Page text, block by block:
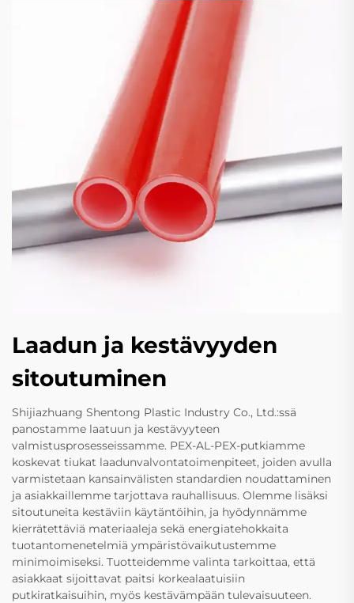
Laadun ja kestävyyden
sitoutuminen
Shijiazhuang Shentong Plastic Industry Co., Ltd.:ssä
panostamme laatuun ja kestävyyteen
valmistusprosesseissamme. PEX-AL-PEX-putkiamme
koskevat tiukat laadunvalvontatoimenpiteet, joiden avulla
varmistetaan kansainvälisten standardien noudattaminen
ja asiakkaillemme tarjottava rauhallisuus. Olemme lisäksi
sitoutuneita kestäviin käytäntöihin, ja hyödynnämme
kierrätettäviä materiaaleja sekä energiatehokkaita
tuotantomenetelmiä ympäristövaikutustemme
minimoimiseksi. Tuotteidemme valinta tarkoittaa, että
asiakkaat sijoittavat paitsi korkealaatuisiin
putkiratkaisuihin, myös kestävämpään tulevaisuuteen.